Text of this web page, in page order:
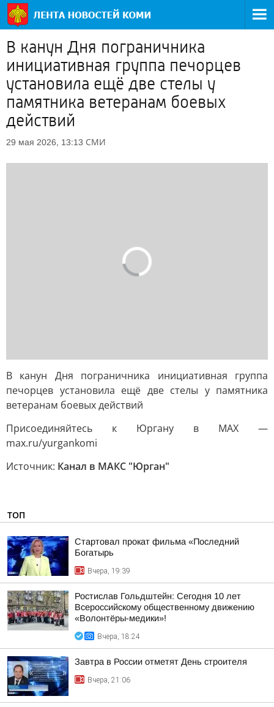
В канун Дня пограничника
инициативная группа печорцев
установила ещё две стелы у
памятника ветеранам боевых
действий
29 мая 2026, 13:13 СМИ
В канун Дня пограничника инициативная группа
печорцев установила ещё две стелы у памятника
ветеранам боевых действий
Присоединяйтесь к Юргану в MAX —
max.ru/yurgankomi
Источник: Канал в МАКС "Юрган"
ТОП
Стартовал прокат фильма «Последний
Богатырь
Вчера, 19:39
Ростислав Гольдштейн: Сегодня 10 лет
Всероссийскому общественному движению
«Волонтёры-медики»!
Вчера, 18:24
Завтра в России отметят День строителя
Вчера, 21:06